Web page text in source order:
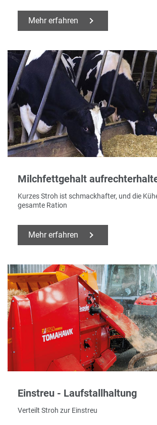
Mehr erfahren
Milchfettgehalt
Kurzes Stroh ist schmackhafter, und die
gesamte Ration
Mehr erfahren
Einstreu - Laufstallhaltung
Verteilt Stroh zur Einstreu